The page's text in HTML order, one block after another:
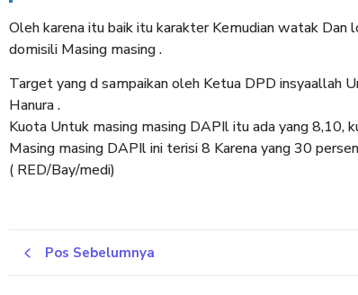
Oleh karena itu baik itu karakter Kemudian watak
domisili Masing masing .
Target yang d sampaikan oleh Ketua DPD insyaallah
Hanura .
Kuota Untuk masing masing DAPIl itu ada yang 8,10,
Masing masing DAPIl ini terisi 8 Karena yang 30
( RED/Bay/medi)
Pos Sebelumnya